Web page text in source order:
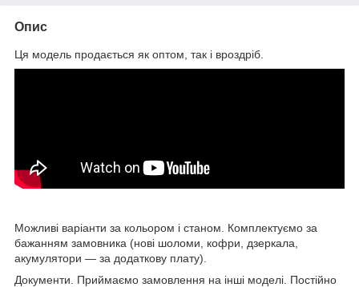
Опис
Ця модель продається як оптом, так і вроздріб.
Можливі варіанти за кольором і станом. Комплектуємо за
бажанням замовника (нові шоломи, кофри, дзеркала,
акумулятори ― за додаткову плату).
Документи. Приймаємо замовлення на інші моделі. Постійно